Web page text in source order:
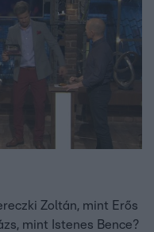
Zoltán, mint Erős
mint Istenes Bence?